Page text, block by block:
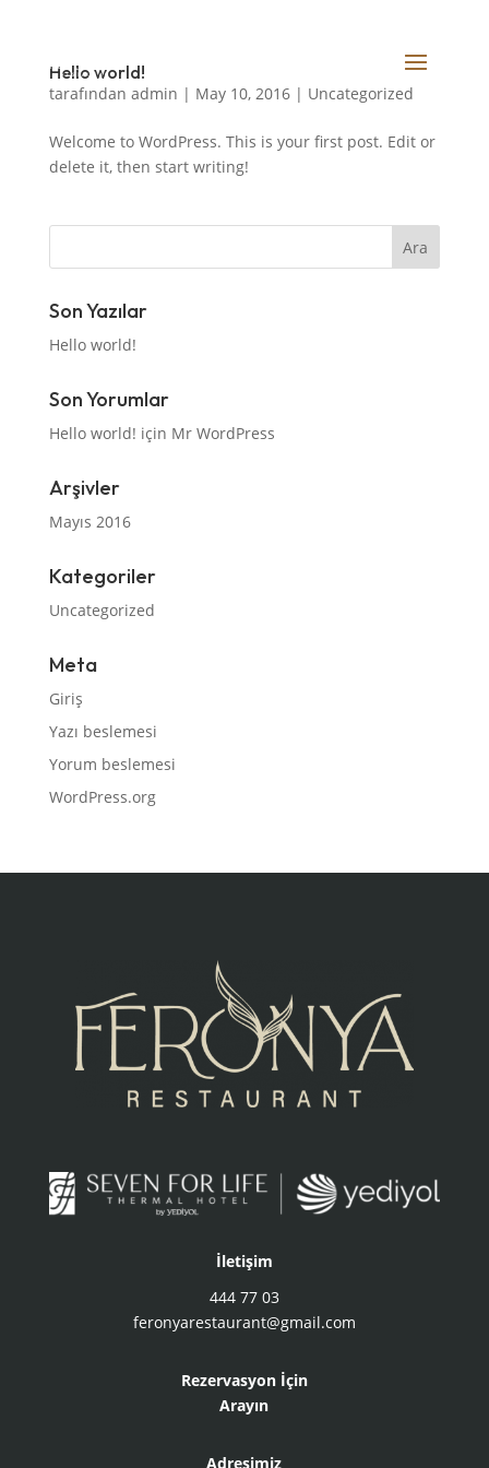
Hello world!
tarafından admin | May 10, 2016| Uncategorized
Welcome to WordPress. This is your first post. Edit or
delete it, then start writing!
Son Yazılar
Hello world!
Son Yorumlar
Hello world! için Mr WordPress
Arşivler
Mayıs 2016
Kategoriler
Uncategorized
Meta
Giriş
Yazı beslemesi
Yorum beslemesi
WordPress.org
İletişim
444 77 03
feronyarestaurant@gmail.com
Rezervasyon İçin
Arayın
Adresimiz